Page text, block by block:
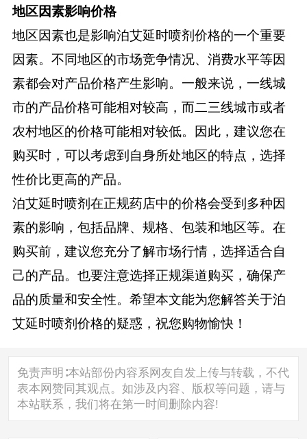
地区因素影响价格
地区因素也是影响泊艾延时喷剂价格的一个重要
因素。不同地区的市场竞争情况、消费水平等因
素都会对产品价格产生影响。一般来说，一线城
市的产品价格可能相对较高，而二三线城市或者
农村地区的价格可能相对较低。因此，建议您在
购买时，可以考虑到自身所处地区的特点，选择
性价比更高的产品。
泊艾延时喷剂在正规药店中的价格会受到多种因
素的影响，包括品牌、规格、包装和地区等。在
购买前，建议您充分了解市场行情，选择适合自
己的产品。也要注意选择正规渠道购买，确保产
品的质量和安全性。希望本文能为您解答关于泊
艾延时喷剂价格的疑惑，祝您购物愉快！
免责声明∶本站部份内容系网友自发上传与转载，不代
表本网赞同其观点。如涉及内容、版权等问题，请与
本站联系，我们将在第一时间删除内容!